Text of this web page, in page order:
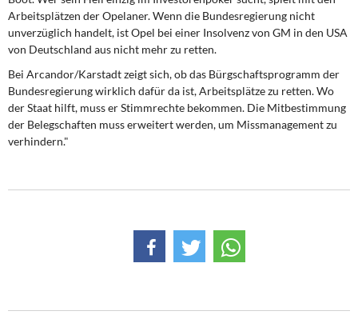
Memo-Gruppe
Rosa-Luxemburg-Stiftung
Über mich
Arbeitsplätzen der Opelaner. Wenn die Bundesregierung nicht
unverzüglich handelt, ist Opel bei einer Insolvenz von GM in den USA
von Deutschland aus nicht mehr zu retten.
Bei Arcandor/Karstadt zeigt sich, ob das Bürgschaftsprogramm der
Bundesregierung wirklich dafür da ist, Arbeitsplätze zu retten. Wo
der Staat hilft, muss er Stimmrechte bekommen. Die Mitbestimmung
der Belegschaften muss erweitert werden, um Missmanagement zu
verhindern."